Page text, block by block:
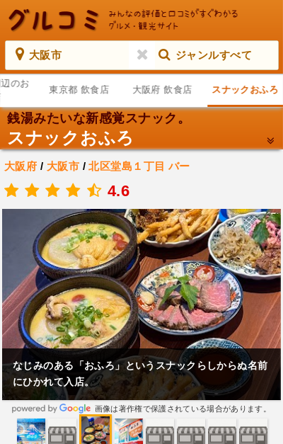
大阪市 ジャンルすべて
のお
東京都 飲食店 大阪府 飲食店 スナックおふろ
銭湯みたいな新感覚スナック。
スナックおふろ
大阪府 / 大阪市 /北区堂島１丁目 バー
4.6
なじみのある「おふろ」というスナックらしからぬ名前
にひかれて入店。
画像は著作権で保護されている場合があります。